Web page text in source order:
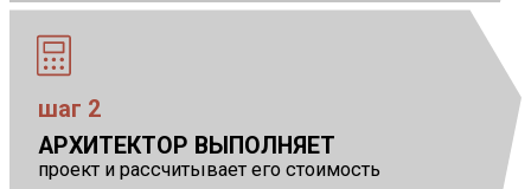
АРХИТЕКТОР ВЫПОЛНЯЕТ
проект и рассчитывает его стоимость
шаг 2